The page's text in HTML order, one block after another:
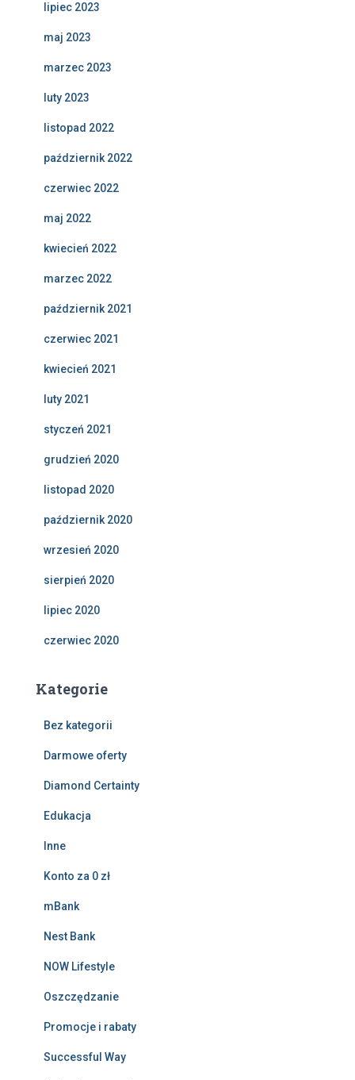
lipiec 2023
maj 2023
marzec 2023
luty 2023
listopad 2022
październik 2022
czerwiec 2022
maj 2022
kwiecień 2022
marzec 2022
październik 2021
czerwiec 2021
kwiecień 2021
luty 2021
styczeń 2021
grudzień 2020
listopad 2020
październik 2020
wrzesień 2020
sierpień 2020
lipiec 2020
czerwiec 2020
Kategorie
Bez kategorii
Darmowe oferty
Diamond Certainty
Edukacja
Inne
Konto za 0 zł
mBank
Nest Bank
NOW Lifestyle
Oszczędzanie
Promocje i rabaty
Successful Way